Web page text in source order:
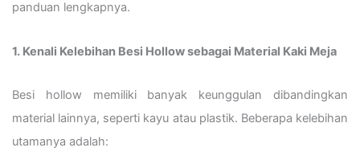
panduan lengkapnya.
1. Kenali Kelebihan Besi Hollow sebagai Material Kaki Meja
Besi hollow memiliki banyak keunggulan dibandingkan
material lainnya, seperti kayu atau plastik. Beberapa kelebihan
utamanya adalah: